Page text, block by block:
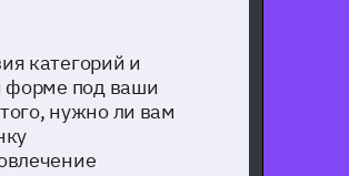
категорий и
форме под ваши
нужно ли вам